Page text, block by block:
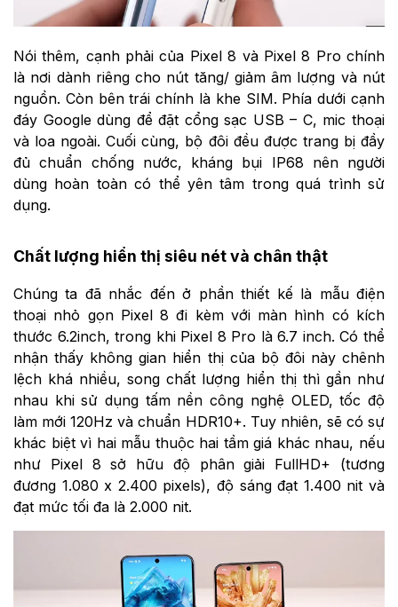
Nói thêm, cạnh phải của Pixel 8 và Pixel 8 Pro chính
là nơi dành riêng cho nút tăng/ giảm âm lượng và nút
nguồn. Còn bên trái chính là khe SIM. Phía dưới cạnh
đáy Google dùng để đặt cổng sạc USB – C, mic thoại
và loa ngoài. Cuối cùng, bộ đôi đều được trang bị đầy
đủ chuẩn chống nước, kháng bụi IP68 nên người
dùng hoàn toàn có thể yên tâm trong quá trình sử
dụng.
Chất lượng hiển thị siêu nét và chân thật
Chúng ta đã nhắc đến ở phần thiết kế là mẫu điện
thoại nhỏ gọn Pixel 8 đi kèm với màn hình có kích
thước 6.2inch, trong khi Pixel 8 Pro là 6.7 inch. Có thể
nhận thấy không gian hiển thị của bộ đôi này chênh
lệch khá nhiều, song chất lượng hiển thị thì gần như
nhau khi sử dụng tấm nền công nghệ OLED, tốc độ
làm mới 120Hz và chuẩn HDR10+. Tuy nhiên, sẽ có sự
khác biệt vì hai mẫu thuộc hai tầm giá khác nhau, nếu
như Pixel 8 sở hữu độ phân giải FullHD+ (tương
đương 1.080 x 2.400 pixels), độ sáng đạt 1.400 nit và
đạt mức tối đa là 2.000 nit.